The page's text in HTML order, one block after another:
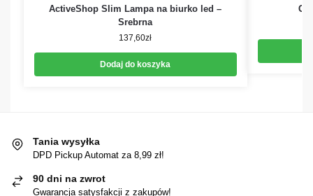
ActiveShop Slim Lampa na biurko led –
Srebrna
137,60zł
Dodaj do koszyka
Tania wysyłka
DPD Pickup Automat za 8,99 zł!
90 dni na zwrot
Gwarancja satysfakcji z zakupów!